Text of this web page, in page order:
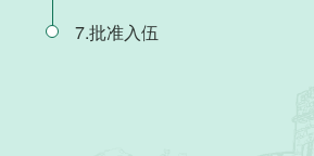
7.批准入伍